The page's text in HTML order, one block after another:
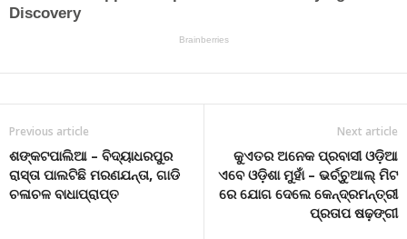
Previous article
ଶଙ୍କଟପାଲିଆ – ବିଦ୍ୟାଧରପୁର
ରାସ୍ତା ପାଲଟିଛି ମରଣଯନ୍ତା, ଗାଡି
ଚଳାଚଳ ବାଧାପ୍ରାପ୍ତ
Next article
କୁଏତର ଅନେକ ପ୍ରବାସୀ ଓଡ଼ିଆ
ଏବେ ଓଡ଼ିଶା ମୁହାଁ – ଭର୍ଚ୍ଚୁଆଲ୍ ମିଟ
ରେ ଯୋଗ ଦେଲେ କେନ୍ଦ୍ରମନ୍ତ୍ରୀ
ପ୍ରତାପ ଷଢ଼ଙ୍ଗୀ